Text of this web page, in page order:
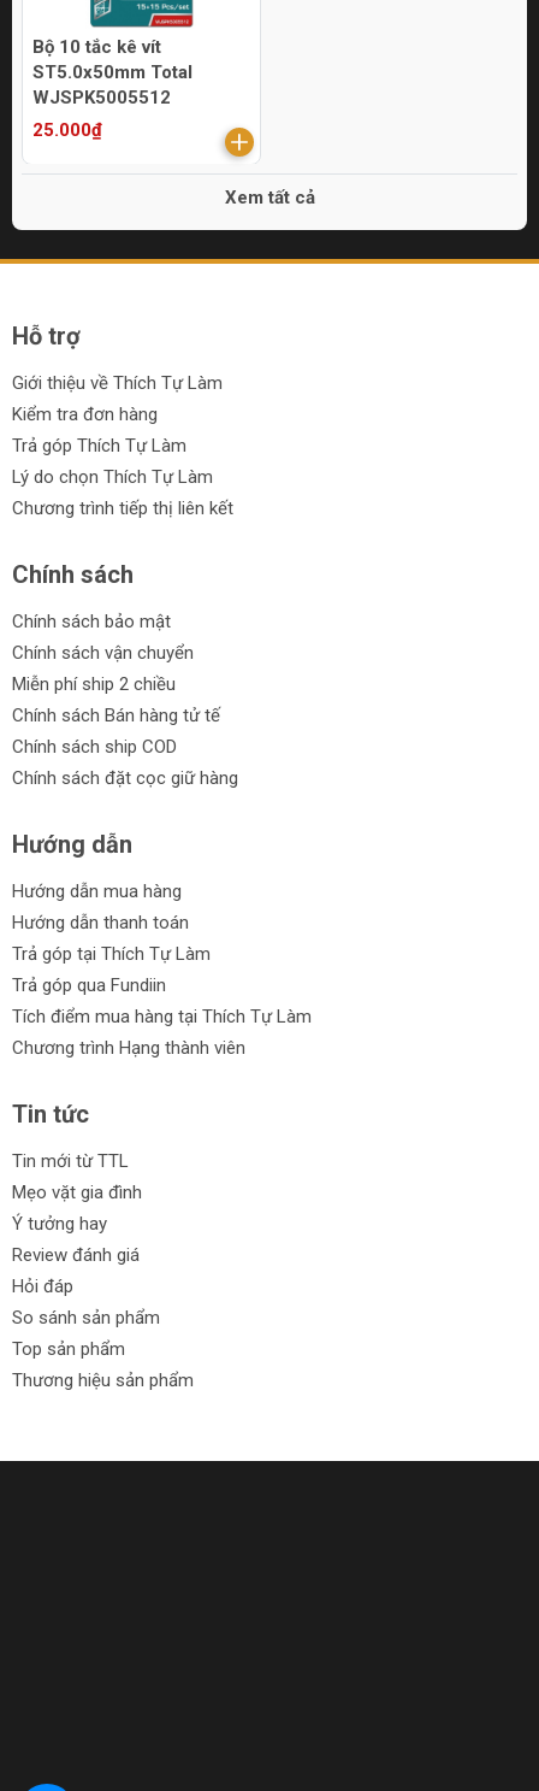
Bộ 10 tắc kê vít
ST5.0x50mm Total
WJSPK5005512
25.000₫
Xem tất cả
Hỗ trợ
Giới thiệu về Thích Tự Làm
Kiểm tra đơn hàng
Trả góp Thích Tự Làm
Lý do chọn Thích Tự Làm
Chương trình tiếp thị liên kết
Chính sách
Chính sách bảo mật
Chính sách vận chuyển
Miễn phí ship 2 chiều
Chính sách Bán hàng tử tế
Chính sách ship COD
Chính sách đặt cọc giữ hàng
Hướng dẫn
Hướng dẫn mua hàng
Hướng dẫn thanh toán
Trả góp tại Thích Tự Làm
Trả góp qua Fundiin
Tích điểm mua hàng tại Thích Tự Làm
Chương trình Hạng thành viên
Tin tức
Tin mới từ TTL
Mẹo vặt gia đình
Ý tưởng hay
Review đánh giá
Hỏi đáp
So sánh sản phẩm
Top sản phẩm
Thương hiệu sản phẩm